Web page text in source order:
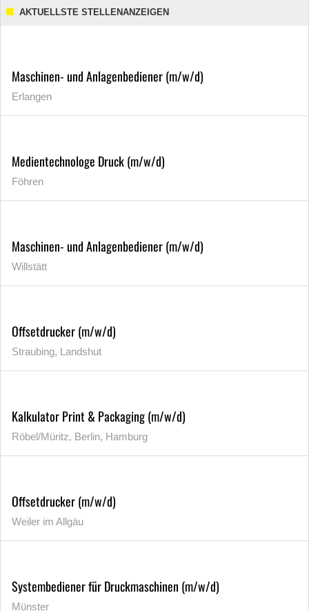
AKTUELLSTE STELLENANZEIGEN
Maschinen- und Anlagenbediener (m/w/d)
Erlangen
Medientechnologe Druck (m/w/d)
Föhren
Maschinen- und Anlagenbediener (m/w/d)
Willstätt
Offsetdrucker (m/w/d)
Straubing, Landshut
Kalkulator Print & Packaging (m/w/d)
Röbel/Müritz, Berlin, Hamburg
Offsetdrucker (m/w/d)
Weiler im Allgäu
Systembediener für Druckmaschinen (m/w/d)
Münster